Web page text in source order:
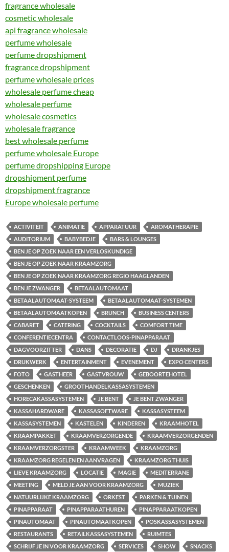
fragrance wholesale
cosmetic wholesale
api fragrance wholesale
perfume wholesale
perfume dropshipment
fragrance dropshipment
perfume wholesale prices
wholesale perfume cheap
wholesale perfume
wholesale cosmetics
wholesale fragrance
best wholesale perfume
perfume wholesale Europe
perfume dropshipping Europe
dropshipment perfume
dropshipment fragrance
Europe wholesale perfume
ACTIVITEIT ANIMATIE APPARATUUR
AROMATHERAPIE
AUDITORIUM
BABYBEDJE
BARS & LOUNGES
BEN JE OP ZOEK NAAR EEN VERLOSKUNDIGE
BEN JE OP ZOEK NAAR KRAAMZORG
BEN JE OP ZOEK NAAR KRAAMZORG REGIO HAAGLANDEN
BEN JE ZWANGER
BETAALAUTOMAAT
BETAALAUTOMAAT-SYSTEEM
BETAALAUTOMAAT-SYSTEMEN
BETAALAUTOMAATKOPEN
BRUNCH
BUSINESS CENTERS
CABARET
CATERING COCKTAILS
COMFORT TIME
CONFERENTIECENTRA
CONTACTLOOS-PINAPPARAAT
DAGVOORZITTER
DANS DECORATIE DJ
DRANKJES
DRUKWERK
ENTERTAINMENT EVENEMENT
EXPO CENTERS
FOTO
GASTHEER GASTVROUW
GEBOORTEHOTEL
GESCHENKEN
GROOTHANDELKASSASYSTEMEN
HORECAKASSASYSTEMEN
JE BENT
JE BENT ZWANGER
KASSAHARDWARE
KASSASOFTWARE
KASSASYSTEEM
KASSASYSTEMEN
KASTELEN KINDEREN
KRAAMHOTEL
KRAAMPAKKET
KRAAMVERZORGENDE
KRAAMVERZORGENDEN
KRAAMVERZORGSTER
KRAAMWEEK
KRAAMZORG
KRAAMZORG REGELEN EN AANVRAGEN
KRAAMZORG THUIS
LIEVE KRAAMZORG
LOCATIE MAGIE
MEDITERRANE
MEETING
MELD JE AAN VOOR KRAAMZORG
MUZIEK
NATUURLIJKE KRAAMZORG
ORKEST
PARKEN & TUINEN
PINAPPARAAT
PINAPPARAATHUREN
PINAPPARAATKOPEN
PINAUTOMAAT
PINAUTOMAATKOPEN
POSKASSASYSTEMEN
RESTAURANTS
RETAILKASSASYSTEMEN
RUIMTES
SCHRIJF JE IN VOOR KRAAMZORG
SERVICES SHOW
SNACKS